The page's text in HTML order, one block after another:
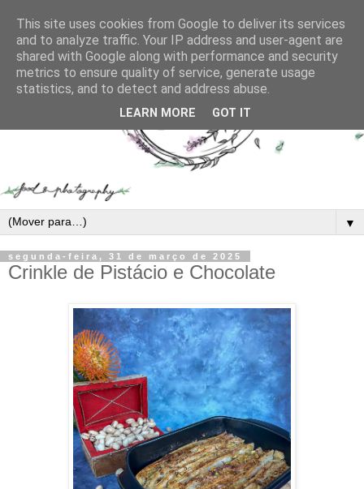
▼
segunda-feira, 31 de março de 2025
Crinkle de Pistácio e Chocolate
This site uses cookies from Google to deliver its services
and to analyze traffic. Your IP address and user-agent are
shared with Google along with performance and security
metrics to ensure quality of service, generate usage
statistics, and to detect and address abuse.
LEARN MORE GOT IT